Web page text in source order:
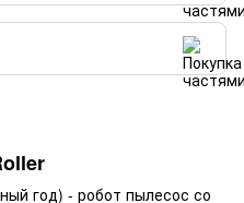
год) - робот пылесос со